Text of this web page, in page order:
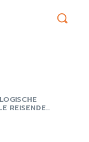
REISENDE...